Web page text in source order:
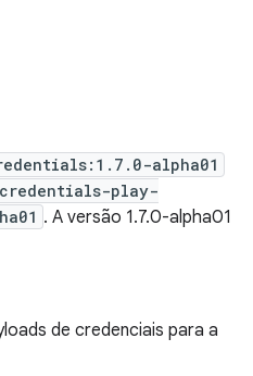
alpha01
play-
. A versão 1.7.0-alpha01
de credenciais para a